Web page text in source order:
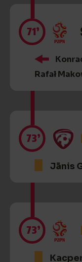
71’
Rafał
73’
Jānis
73’